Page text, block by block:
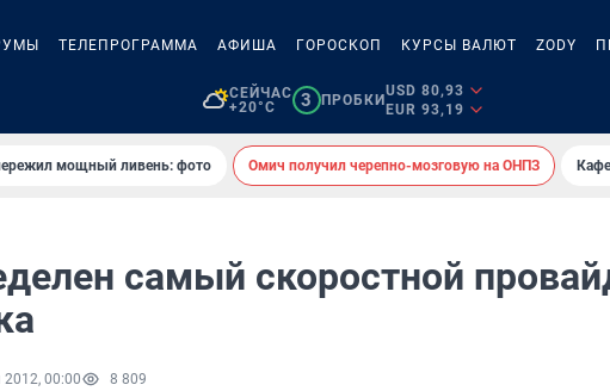
ТЕЛЕПРОГРАММА АФИША ГОРОСКОП КУРСЫ ВАЛЮТ ZODY
СЕЙЧАС
+20°C
3 ПРОБКИ
USD 80,93
EUR 93,19
мощный ливень: фото Омич получил черепно-мозговую на ОНПЗ
самый скоростной
2012, 00:00 8 809